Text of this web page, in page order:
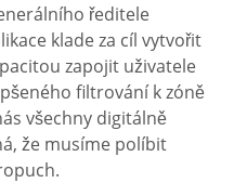
ředitele
klade za cíl vytvořit
zapojit uživatele
filtrování k zóně
všechny digitálně
že musíme políbit